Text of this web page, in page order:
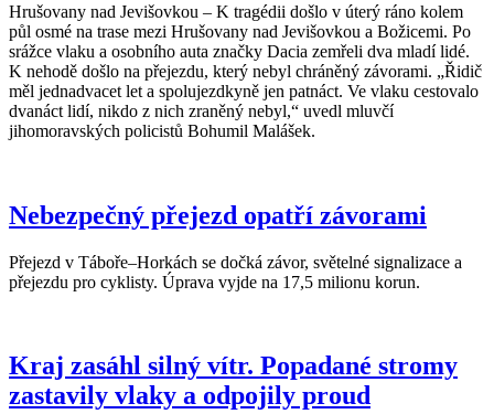
Hrušovany nad Jevišovkou – K tragédii došlo v úterý ráno kolem
půl osmé na trase mezi Hrušovany nad Jevišovkou a Božicemi. Po
srážce vlaku a osobního auta značky Dacia zemřeli dva mladí lidé.
K nehodě došlo na přejezdu, který nebyl chráněný závorami. „Řidič
měl jednadvacet let a spolujezdkyně jen patnáct. Ve vlaku cestovalo
dvanáct lidí, nikdo z nich zraněný nebyl,“ uvedl mluvčí
jihomoravských policistů Bohumil Malášek.
Nebezpečný přejezd opatří závorami
Přejezd v Táboře–Horkách se dočká závor, světelné signalizace a
přejezdu pro cyklisty. Úprava vyjde na 17,5 milionu korun.
Kraj zasáhl silný vítr. Popadané stromy
zastavily vlaky a odpojily proud